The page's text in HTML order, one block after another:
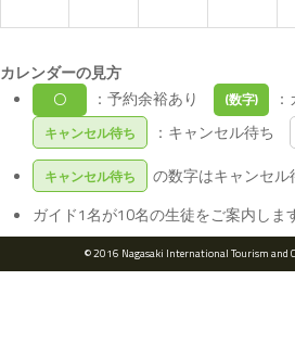
カレンダーの見方
〇 ：予約余裕あり (数字)
キャンセル待ち ：キャンセル待ち
キャンセル待ち
の数字はキャンセル
ガイド1名が10名の生徒をご案内しま
© 2016 Nagasaki International Tourism and